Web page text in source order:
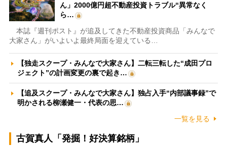
ん」2000億円超不動産投資トラブル“異常なく
ら…
本誌『週刊ポスト』が追及してきた不動産投資商品「みんなで
大家さん」がいよいよ最終局面を迎えている…
【独走スクープ・みんなで大家さん】二転三転した“成田プロ
ジェクト”の計画変更の裏で起き…
【追及スクープ・みんなで大家さん】独占入手“内部議事録”で
明かされる柳瀬健一・代表の思…
一覧を見る
古賀真人「発掘！好決算銘柄」